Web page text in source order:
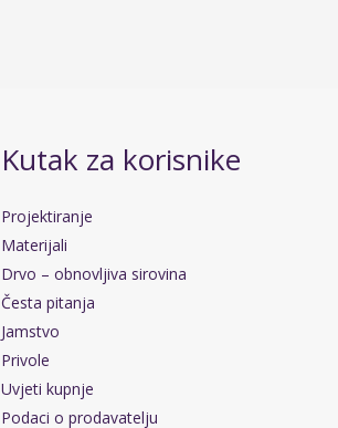
Kutak za korisnike
Projektiranje
Materijali
Drvo – obnovljiva sirovina
Česta pitanja
Jamstvo
Privole
Uvjeti kupnje
Podaci o prodavatelju